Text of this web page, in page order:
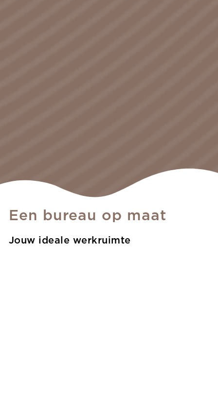
Een bureau op maat
Jouw ideale werkruimte